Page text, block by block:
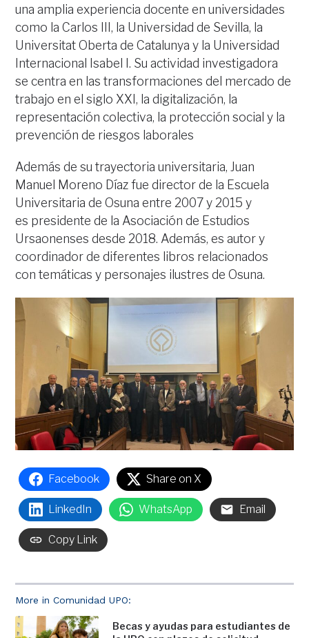
More in Comunidad UPO:
Becas y ayudas para estudiantes de
una amplia experiencia docente en universidades
como la Carlos III, la Universidad de Sevilla, la
Universitat Oberta de Catalunya y la Universidad
Internacional Isabel I. Su actividad investigadora
se centra en las transformaciones del mercado de
trabajo en el siglo XXI, la digitalización, la
representación colectiva, la protección social y la
prevención de riesgos laborales
Además de su trayectoria universitaria, Juan
Manuel Moreno Díaz fue director de la Escuela
Universitaria de Osuna entre 2007 y 2015 y
es presidente de la Asociación de Estudios
Ursaonenses desde 2018. Además, es autor y
coordinador de diferentes libros relacionados
con temáticas y personajes ilustres de Osuna.
Facebook Share on X
LinkedIn WhatsApp Email
Copy Link